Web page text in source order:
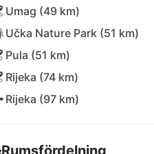
Umag (49 km)
Učka Nature Park (51 km)
Pula (51 km)
Rijeka (74 km)
Rijeka (97 km)
Rumsfördelning